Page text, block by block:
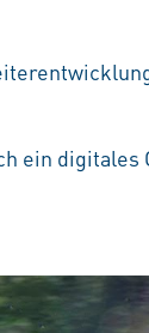
ein digitales